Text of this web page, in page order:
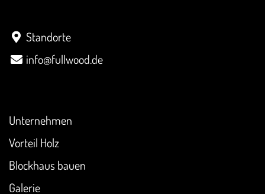
Standorte
info@fullwood.de
Unternehmen
Vorteil Holz
Blockhaus bauen
Galerie